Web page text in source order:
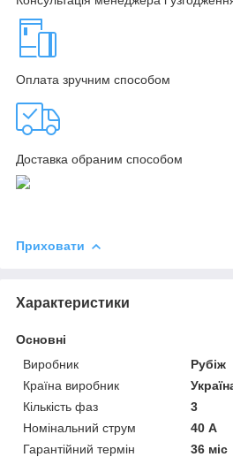
Оплата зручним способом
Доставка обраним способом
Приховати
Характеристики
Основні
Виробник
Рубіж
Країна виробник
Кількість фаз
3
Номінальний струм
40 А
Гарантійний термін
36 міс